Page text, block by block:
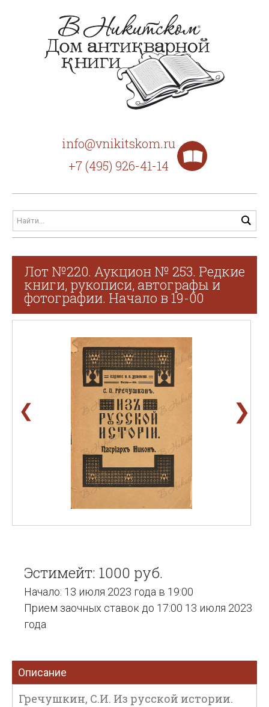
info@vnikitskom.ru
+7 (495) 926-41-14
Лот №220. Аукцион № 253. Редкие
книги, рукописи, автографы и
фотографии. Начало в 19-00
❮ ❯
Эстимейт: 1000 руб.
Начало: 13 июля 2023 года в 19:00
Прием заочных ставок до 17:00 13 июля 2023
года
Описание
Гречушкин, С.И. Из русской истории.